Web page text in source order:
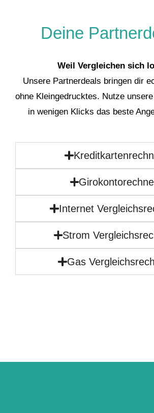
Deine
Weil Vergleichen sich
Unsere Partnerdeals bringen dir
ohne Kleingedrucktes. Nutze
in wenigen Klicks das beste
Internet
Strom
Gas